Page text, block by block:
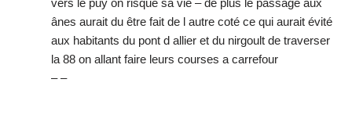
ânes aurait du être fait de l autre coté ce qui aurait évité
aux habitants du pont d allier et du nirgoult de traverser
la 88 on allant faire leurs courses a carrefour
– –